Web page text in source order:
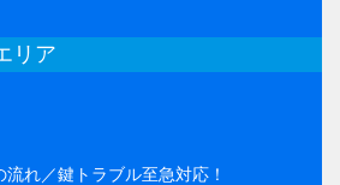
リア
れ／鍵トラブル至急対応！